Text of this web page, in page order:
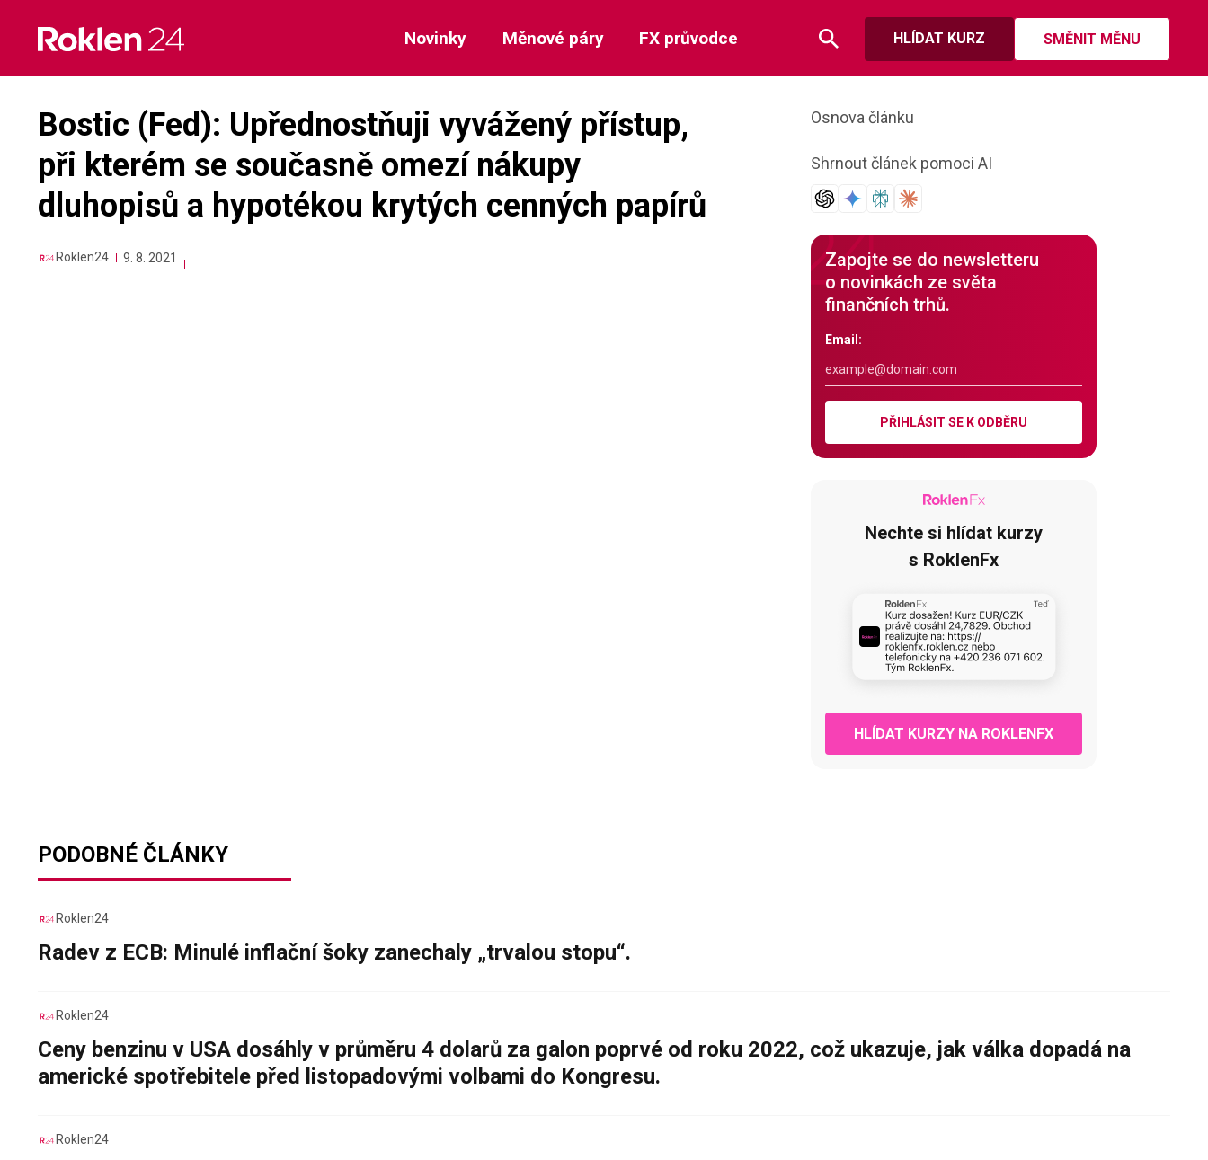
content
HLÍDAT KURZ SMĚNIT MĚNU
Novinky Měnové páry FX průvodce
Bostic (Fed): Upřednostňuji vyvážený přístup,
při kterém se současně omezí nákupy
dluhopisů a hypotékou krytých cenných papírů
Roklen24 9. 8. 2021
Osnova článku
Shrnout článek pomoci AI
Zapojte se do newsletteru
o novinkách ze světa
finančních trhů.
Email:
PŘIHLÁSIT SE K ODBĚRU
Nechte si hlídat kurzy
s RoklenFx
HLÍDAT KURZY NA ROKLENFX
PODOBNÉ ČLÁNKY
Roklen24
Radev z ECB: Minulé inflační šoky zanechaly „trvalou stopu“.
Roklen24
Ceny benzinu v USA dosáhly v průměru 4 dolarů za galon poprvé od roku 2022, což ukazuje, jak válka dopadá na
americké spotřebitele před listopadovými volbami do Kongresu.
Roklen24